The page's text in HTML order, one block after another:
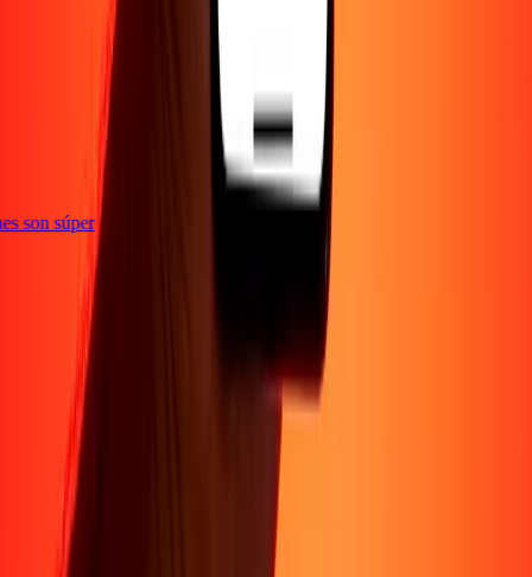
son súper
Acerca de
Conviértete en agenteConviértete en socio
Conviértete en socio estratégico
Carreras Promociones
Transferencia internacional de dinero
Soporte
Política de privacidad
Aviso de cookies
condiciones
Presentar una